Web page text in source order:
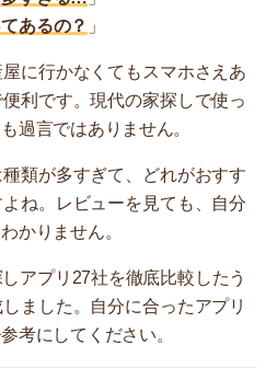
あるの？ 」
に行かなくてもスマホさえあ
利です。現代の家探しで使っ
過言ではありません。
類が多すぎて、どれがおすす
ね。レビューを見ても、自分
かりません。
アプリ27社を徹底比較したう
ました。自分に合ったアプリ
考にしてください。